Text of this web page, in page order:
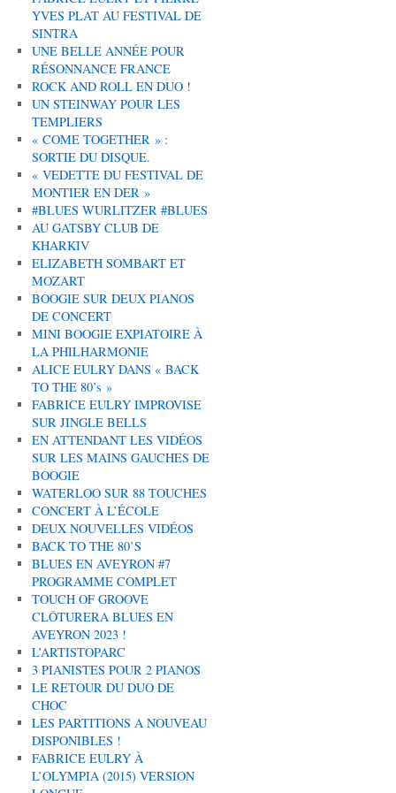
YVES PLAT AU FESTIVAL DE
SINTRA
UNE BELLE ANNÉE POUR
RÉSONNANCE FRANCE
ROCK AND ROLL EN DUO !
UN STEINWAY POUR LES
TEMPLIERS
« COME TOGETHER » :
SORTIE DU DISQUE.
« VEDETTE DU FESTIVAL DE
MONTIER EN DER »
#BLUES WURLITZER #BLUES
AU GATSBY CLUB DE
KHARKIV
ELIZABETH SOMBART ET
MOZART
BOOGIE SUR DEUX PIANOS
DE CONCERT
MINI BOOGIE EXPIATOIRE À
LA PHILHARMONIE
ALICE EULRY DANS « BACK
TO THE 80’s »
FABRICE EULRY IMPROVISE
SUR JINGLE BELLS
EN ATTENDANT LES VIDÉOS
SUR LES MAINS GAUCHES DE
BOOGIE
WATERLOO SUR 88 TOUCHES
CONCERT À L’ÉCOLE
DEUX NOUVELLES VIDÉOS
BACK TO THE 80’S
BLUES EN AVEYRON #7
PROGRAMME COMPLET
TOUCH OF GROOVE
CLÔTURERA BLUES EN
AVEYRON 2023 !
L’ARTISTOPARC
3 PIANISTES POUR 2 PIANOS
LE RETOUR DU DUO DE
CHOC
LES PARTITIONS A NOUVEAU
DISPONIBLES !
FABRICE EULRY À
L’OLYMPIA (2015) VERSION